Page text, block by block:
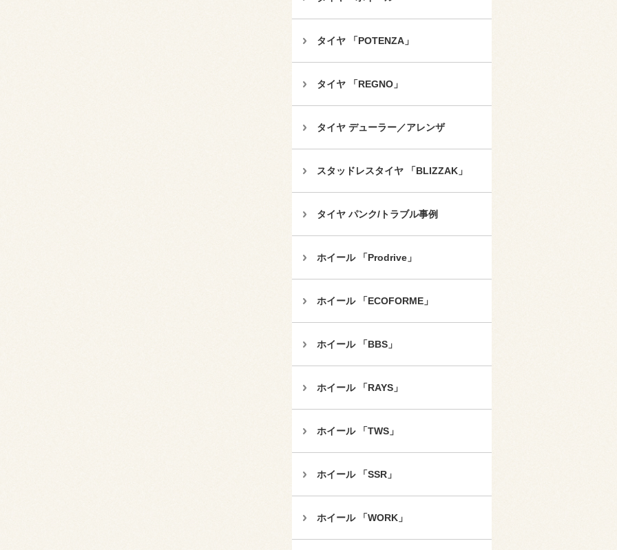
タイヤ 「POTENZA」
タイヤ 「REGNO」
タイヤ デューラー／アレンザ
スタッドレスタイヤ 「BLIZZAK」
タイヤ パンク/トラブル事例
ホイール 「Prodrive」
ホイール 「ECOFORME」
ホイール 「BBS」
ホイール 「RAYS」
ホイール 「TWS」
ホイール 「SSR」
ホイール 「WORK」